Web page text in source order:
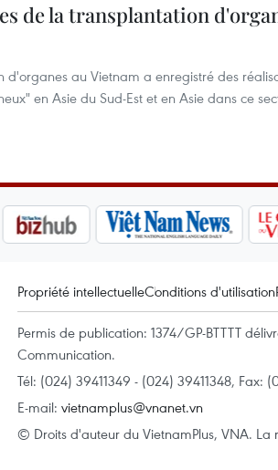
de la transplantation
au Vietnam a enregistré des
en Asie du Sud-Est et en Asie dans ce
Propriété intellectuelleConditions d'utilisation
Permis de publication: 1374/GP-BTTTT
Communication.
Tél: (024) 39411349 - (024) 39411348, Fax:
E-mail: vietnamplus@vnanet.vn
© Droits d'auteur du VietnamPlus, VNA. La